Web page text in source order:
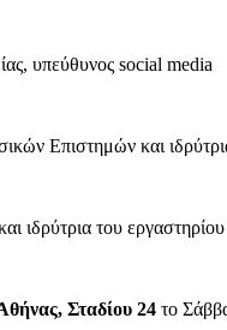
υπεύθυνος social media
Επιστημών και
ιδρύτρια του
Σταδίου 24 το